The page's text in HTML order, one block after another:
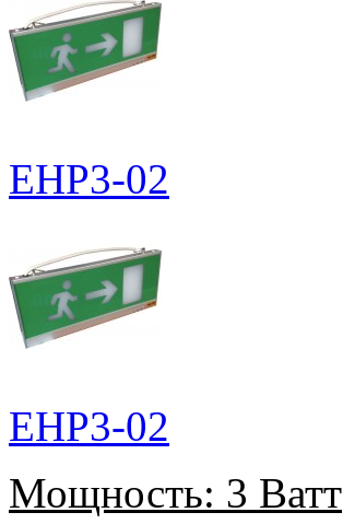
EHP3-02
EHP3-02
Мощность: 3 Ватт